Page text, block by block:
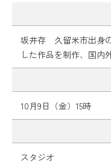
坂井存 久留米市出身
した作品を制作、国内
10月9日（金）15時
スタジオ